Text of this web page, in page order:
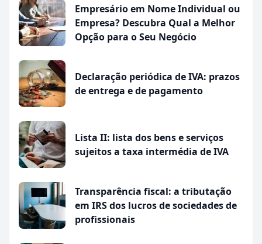
Empresário em Nome Individual ou
Empresa? Descubra Qual a Melhor
Opção para o Seu Negócio
Declaração periódica de IVA: prazos
de entrega e de pagamento
Lista II: lista dos bens e serviços
sujeitos a taxa intermédia de IVA
Transparência fiscal: a tributação
em IRS dos lucros de sociedades de
profissionais